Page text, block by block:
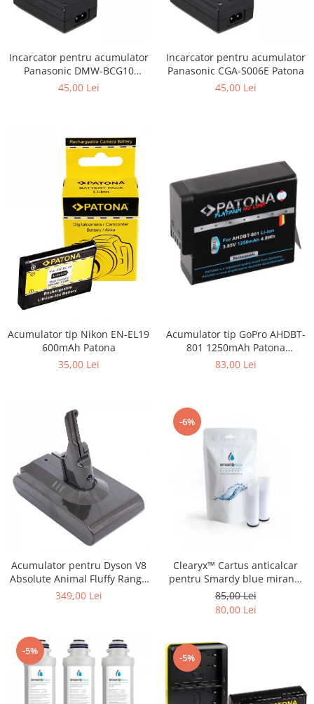
Incarcator pentru acumulator
Panasonic DMW-BCG10
Patona
45,00 Lei
Incarcator pentru acumulator
Panasonic CGA-S006E Patona
45,00 Lei
Acumulator tip Nikon EN-EL19
600mAh Patona
35,00 Lei
Acumulator tip GoPro AHDBT-
801 1250mAh Patona
Platinum
83,00 Lei
Acumulator pentru Dyson V8
Absolute Animal Fluffy Range
SV10 4000mAh Patona
349,00 Lei
-6%
Clearyx™ Cartus anticalcar
pentru Smardy blue miran™
xiva ™ noura™ zagora ™
85,00 Lei
80,00 Lei
-5%
-5%